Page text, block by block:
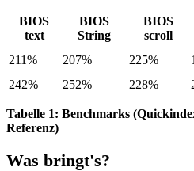
BIOS
text
BIOS
String
BIOS
scroll
211%
207% 225%
242%
252% 228%
Tabelle 1: Benchmarks
Referenz)
Was bringt's?